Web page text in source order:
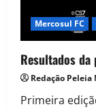
Mercosul FC
Resultados
Redação Peleia
Primeira